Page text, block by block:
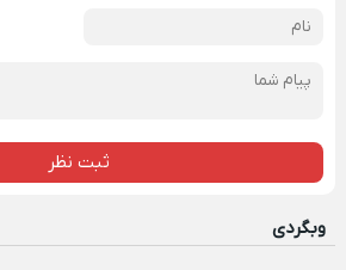
ثبت نظر
وبگردی